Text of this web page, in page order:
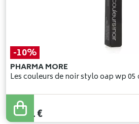
-10%
PHARMA MORE
Les couleurs de noir stylo oap wp
27,90
25,11€